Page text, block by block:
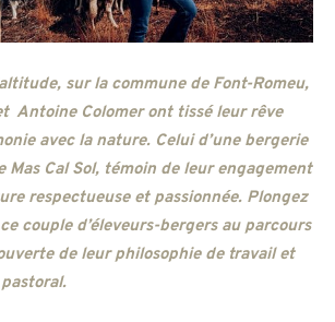
sur la commune de Font-Romeu,
Antoine Colomer ont tissé leur rêve
avec la nature. Celui d’une bergerie
Mas Cal Sol, témoin de leur engagement
respectueuse et passionnée. Plongez
couple d’éleveurs-bergers au parcours
de leur philosophie de travail et